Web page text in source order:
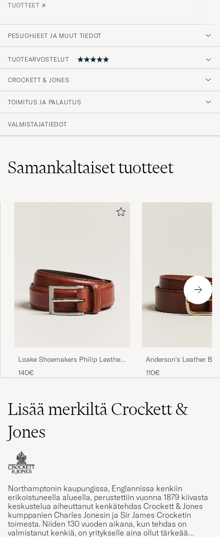
TUOTTEET »
PESUOHJEET JA MUUT TIEDOT
TUOTEARVOSTELUT
5
CROCKETT & JONES
TOIMITUS JA PALAUTUS
VALMISTAJATIEDOT
Samankaltaisettuotteet
Loake Shoemakers Philip Leather
Belt Mahogany
140€
Anderson's Leather
Cognac
110€
Lisää merkiltä Crockett &
Jones
Northamptonin kaupungissa, Englannissa kenkiin
erikoistuneella alueella, perustettiin vuonna 1879 kiivasta
keskustelua aiheuttanut kenkätehdas Crockett & Jones
kumppanien Charles Jonesin ja Sir James Crocketin
toimesta. Niiden 130 vuoden aikana, kun tehdas on
valmistanut kenkiä, on yritykselle aina ollut tärkeää